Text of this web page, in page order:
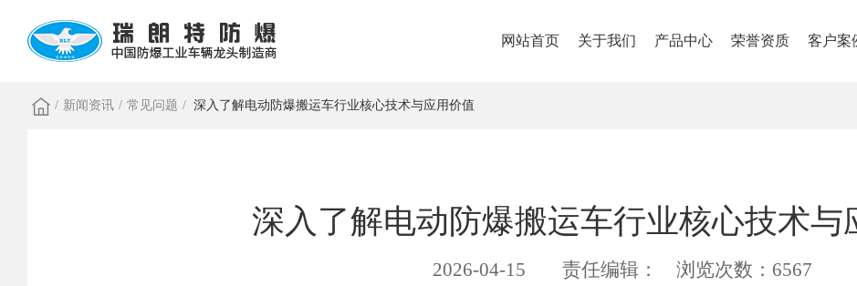
网站首页 关于我们 产品中心 荣誉资质 客户案
/ 新闻资讯 / 常见问题 / 深入了解电动防爆搬运车行业核心技术与应用价值
深入了解电动防爆搬运车行业核心技术与
2026-04-15 责任编辑： 浏览次数：6567